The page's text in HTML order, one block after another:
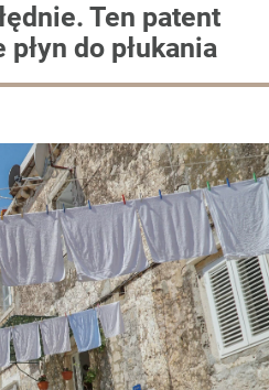
Ten patent
do płukania